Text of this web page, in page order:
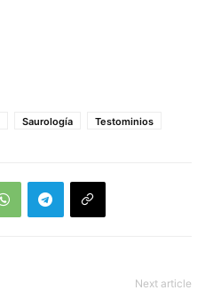
Saurología Testominios
Next article